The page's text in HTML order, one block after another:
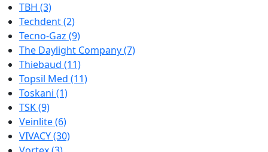
TBH (3)
Techdent(2)
Tecno-Gaz (9)
The Daylight Company(7)
Thiebaud (11)
Topsil Med (11)
Toskani (1)
TSK(9)
Veinlite(6)
VIVACY(30)